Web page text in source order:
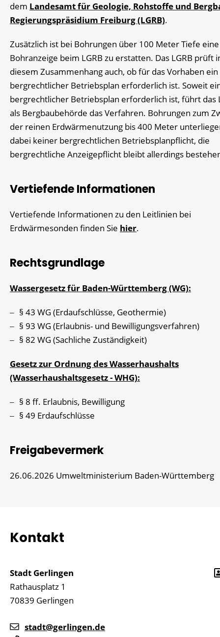
dem Landesamt für Geologie, Rohstoffe und
Regierungspräsidium Freiburg (LGRB).
Zusätzlich ist bei Bohrungen über 100 Meter Tiefe eine
Bohranzeige beim LGRB zu erstatten. Das LGRB prüft
diesem Zusammenhang auch, ob für das Vorhaben ein
bergrechtlicher Betriebsplan erforderlich ist. Soweit
bergrechtlicher Betriebsplan erforderlich ist, führt das
als Bergbaubehörde das Verfahren. Bohrungen zum
der reinen Erdwärmenutzung bis 400 Meter
dabei keiner bergrechtlichen Betriebsplanpflicht, die
bergrechtliche Anzeigepflicht bleibt allerdings
Vertiefende Informationen
Vertiefende Informationen zu den Leitlinien bei
Erdwärmesonden finden Sie hier.
Rechtsgrundlage
Wassergesetz für Baden-Württemberg (WG):
§ 43 WG (Erdaufschlüsse, Geothermie)
§ 93 WG (Erlaubnis- und Bewilligungsverfahren)
§ 82 WG (Sachliche Zuständigkeit)
Gesetz zur Ordnung des Wasserhaushalts
(Wasserhaushaltsgesetz - WHG):
§ 8 ff. Erlaubnis, Bewilligung
§ 49 Erdaufschlüsse
Freigabevermerk
26.06.2026 Umweltministerium Baden-Württemberg
Kontakt
Stadt Gerlingen
Rathausplatz 1
70839 Gerlingen
stadt@gerlingen.de